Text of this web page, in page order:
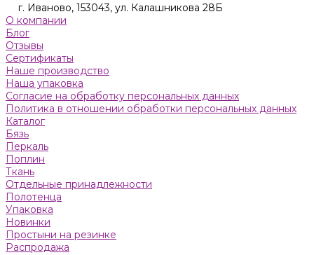
г. Иваново, 153043, ул. Калашникова 28Б
О компании
Блог
Отзывы
Сертификаты
Наше производство
Наша упаковка
Согласие на обработку персональных данных
Политика в отношении обработки персональных данных
Каталог
Бязь
Пeркaль
Поплин
Ткань
Отдельные принадлежности
Полотенца
Упаковка
Новинки
Простыни на резинке
Распродажа